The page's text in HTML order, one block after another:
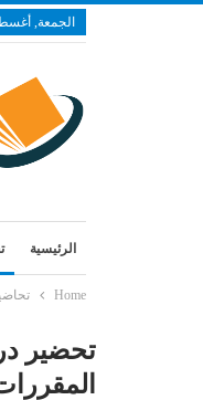
الجمعة, أغسطس 7,
الرئيسية
Home
تحضير